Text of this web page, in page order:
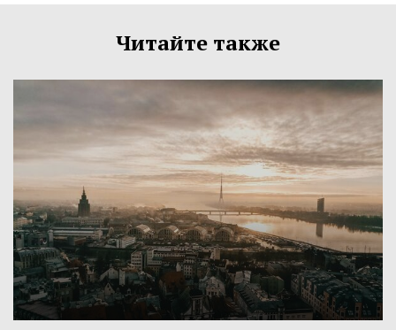
Читайте также